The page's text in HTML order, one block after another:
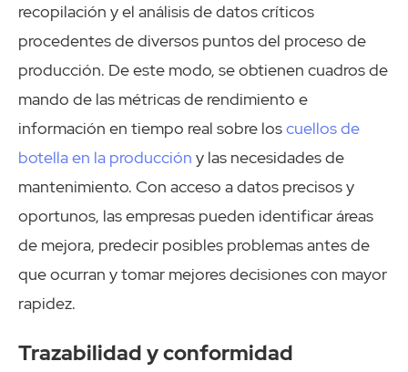
recopilación y el análisis de datos críticos
procedentes de diversos puntos del proceso de
producción. De este modo, se obtienen cuadros de
mando de las métricas de rendimiento e
información en tiempo real sobre loscuellos de
botella en la producción y las necesidades de
mantenimiento. Con acceso a datos precisos y
oportunos, las empresas pueden identificar áreas
de mejora, predecir posibles problemas antes de
que ocurran y tomar mejores decisiones con mayor
rapidez.
Trazabilidad y conformidad